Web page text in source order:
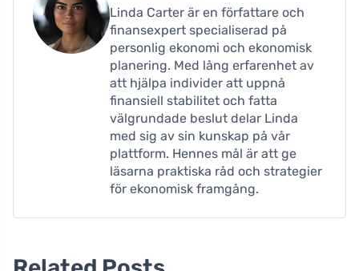
Linda Carter är en författare och
finansexpert specialiserad på
personlig ekonomi och ekonomisk
planering. Med lång erfarenhet av
att hjälpa individer att uppnå
finansiell stabilitet och fatta
välgrundade beslut delar Linda
med sig av sin kunskap på vår
plattform. Hennes mål är att ge
läsarna praktiska råd och strategier
för ekonomisk framgång.